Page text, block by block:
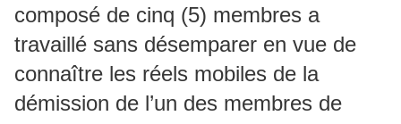
composé de cinq (5) membres a
travaillé sans désemparer en vue de
connaître les réels mobiles de la
démission de l’un des membres de